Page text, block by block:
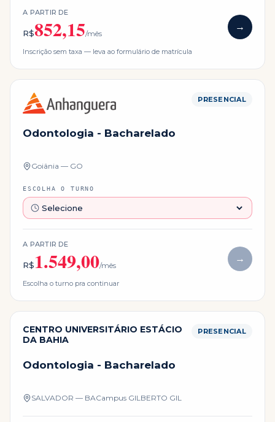
A PARTIR DE
R$852,15/mês
→
Inscrição sem taxa — leva ao formulário de matrícula
PRESENCIAL
Odontologia - Bacharelado
Goiânia — GO
ESCOLHA O TURNO
A PARTIR DE
R$1.549,00/mês
→
Escolha o turno pra continuar
CENTRO UNIVERSITÁRIO ESTÁCIO
DA BAHIA
PRESENCIAL
Odontologia - Bacharelado
SALVADOR — BACampus GILBERTO GIL